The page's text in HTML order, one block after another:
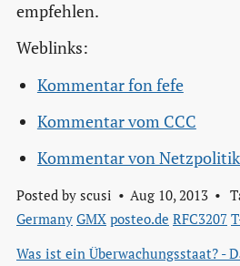
empfehlen.
Weblinks:
Kommentar fon fefe
Kommentar vom CCC
Kommentar von
Posted by scusi Aug 10, 2013
Germany GMX posteo.de RFC3207
Was ist ein Überwachungsstaat? -